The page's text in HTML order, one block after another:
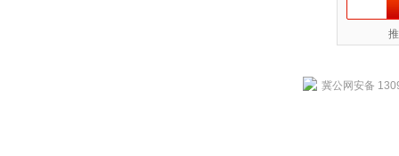
冀公网安备